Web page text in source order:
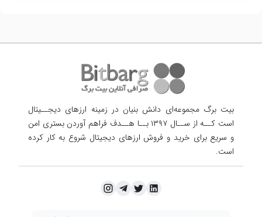
بیت برگ مجموعه‌ای دانش بنیان در زمینه ارزهای دیجــیتال
است کــه از ســال ۱۳۹۷ بــا هــدف فراهم آوردن
بستری امن
و سریع برای خرید و فروش ارزهای دیجیتال شروع به کار کرده
است.